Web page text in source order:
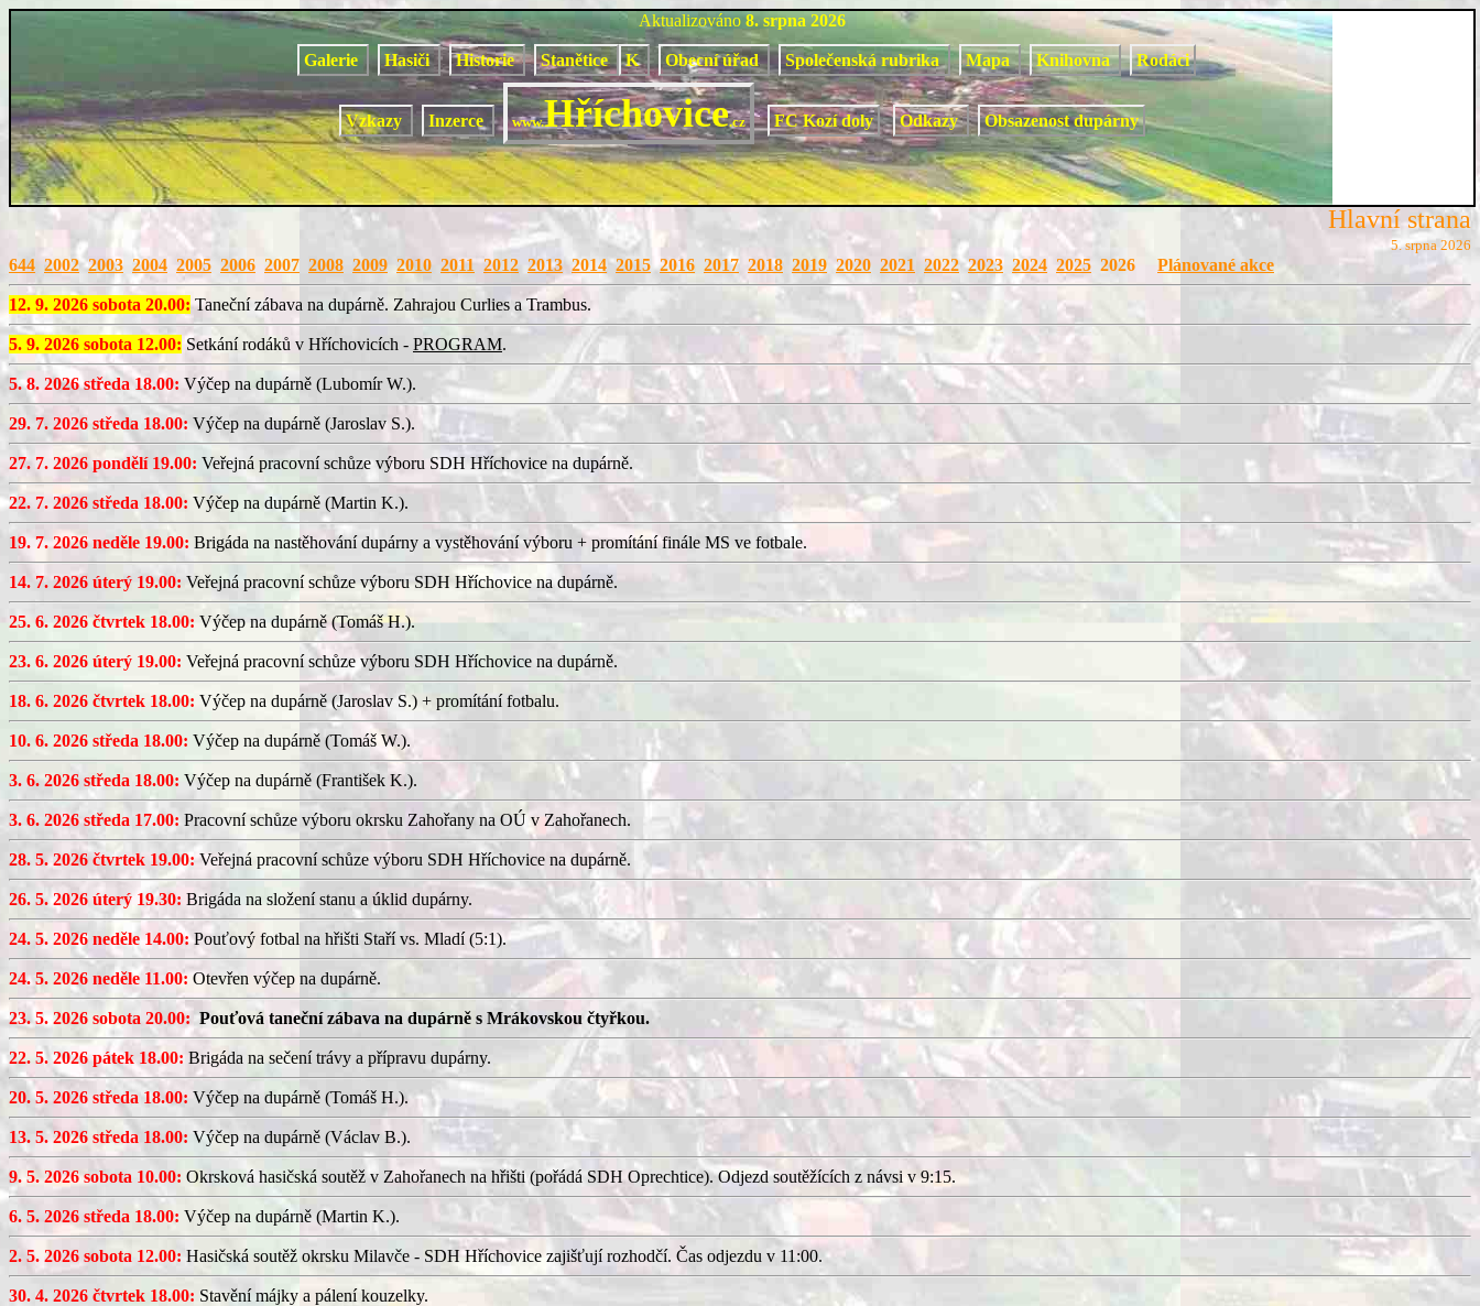
Aktualizováno 8. srpna 2026
Galerie Hasiči Historie Stanětice K Obecní úřad Společenská rubrika Mapa Knihovna Rodáci
Vzkazy Inzerce www.Hříchovice.cz FC Kozí doly Odkazy Obsazenost dupárny
Hlavní strana
5. srpna 2026
644 2002 2003 2004 2005 2006 2007 2008 2009 2010 2011 2012 2013 2014 2015 2016 2017 2018 2019 2020 2021 2022 2023 2024 2025 2026 Plánované akce
12. 9. 2026 sobota 20.00:Taneční zábava na dupárně. Zahrajou Curlies a Trambus.
5. 9. 2026 sobota 12.00: Setkání rodáků v Hříchovicích - PROGRAM.
5. 8. 2026 středa 18.00: Výčep na dupárně (Lubomír W.).
29. 7. 2026 středa 18.00: Výčep na dupárně (Jaroslav S.).
27. 7. 2026 pondělí 19.00: Veřejná pracovní schůze výboru SDH Hříchovice na dupárně.
22. 7. 2026 středa 18.00: Výčep na dupárně (Martin K.).
19. 7. 2026 neděle 19.00: Brigáda na nastěhování dupárny a vystěhování výboru + promítání finále MS ve fotbale.
14. 7. 2026 úterý 19.00: Veřejná pracovní schůze výboru SDH Hříchovice na dupárně.
25. 6. 2026 čtvrtek 18.00: Výčep na dupárně (Tomáš H.).
23. 6. 2026 úterý 19.00: Veřejná pracovní schůze výboru SDH Hříchovice na dupárně.
18. 6. 2026 čtvrtek 18.00: Výčep na dupárně (Jaroslav S.) + promítání fotbalu.
10. 6. 2026 středa 18.00: Výčep na dupárně (Tomáš W.).
3. 6. 2026 středa 18.00: Výčep na dupárně (František K.).
3. 6. 2026 středa 17.00: Pracovní schůze výboru okrsku Zahořany na OÚ v Zahořanech.
28. 5. 2026 čtvrtek 19.00:Veřejná pracovní schůze výboru SDH Hříchovice na dupárně.
26. 5. 2026 úterý 19.30: Brigáda na složení stanu a úklid dupárny.
24. 5. 2026 neděle 14.00:Pouťový fotbal na hřišti Staří vs. Mladí (5:1).
24. 5. 2026 neděle 11.00: Otevřen výčep na dupárně.
23. 5. 2026 sobota 20.00: Pouťová taneční zábava na dupárně s Mrákovskou čtyřkou.
22. 5. 2026 pátek 18.00: Brigáda na sečení trávy a přípravu dupárny.
20. 5. 2026 středa 18.00: Výčep na dupárně (Tomáš H.).
13. 5. 2026 středa 18.00: Výčep na dupárně (Václav B.).
9. 5. 2026 sobota 10.00: Okrsková hasičská soutěž v Zahořanech na hřišti (pořádá SDH Oprechtice). Odjezd soutěžících z návsi v 9:15.
6. 5. 2026 středa 18.00: Výčep na dupárně (Martin K.).
2. 5. 2026 sobota 12.00: Hasičská soutěž okrsku Milavče - SDH Hříchovice zajišťují rozhodčí. Čas odjezdu v 11:00.
30. 4. 2026 čtvrtek 18.00: Stavění májky a pálení kouzelky.